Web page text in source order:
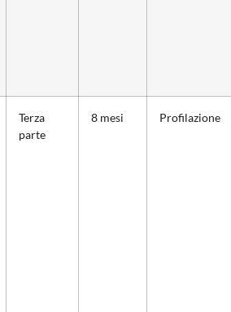
Terza
parte
8 mesi Profilazione